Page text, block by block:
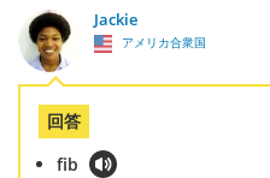
Jackie
アメリカ合衆国
回答
fib